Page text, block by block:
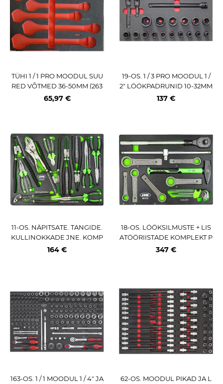
TÜHI 1 / 1 PRO MOODUL SUU
RED VÕTMED 36-50MM (263
42T KÄRULE) TRIUMF
65,97 €
19-OS. 1 / 3 PRO MOODUL 1 /
2" LÖÖKPADRUNID 10-32MM
JA PIKENDUSED TRIUMF
137 €
11-OS. NÄPITSATE. TANGIDE.
KULLINOKKADE JNE. KOMP
LEKT PU-PANEELIS JBM
164 €
18-OS. LÖÖKSILMUSTE + LIS
ATÖÖRIISTADE KOMPLEKT P
U-PANEELIS JBM
347 €
163-OS. 1 / 1 MOODUL 1 / 4" JA 62-OS. MOODUL PIKAD JA L